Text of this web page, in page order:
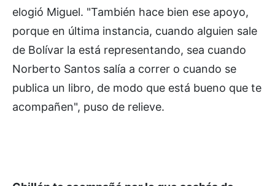
elogió Miguel. "También hace bien ese apoyo,
porque en última instancia, cuando alguien sale
de Bolívar la está representando, sea cuando
Norberto Santos salía a correr o cuando se
publica un libro, de modo que está bueno que te
acompañen", puso de relieve.